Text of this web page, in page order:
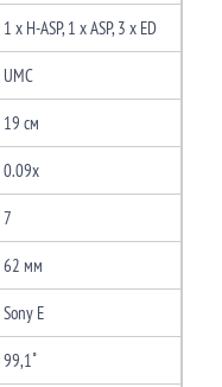
1 x H-ASP, 1 x ASP, 3 x ED
UMC
19 см
0.09x
7
62 мм
Sony E
99,1˚